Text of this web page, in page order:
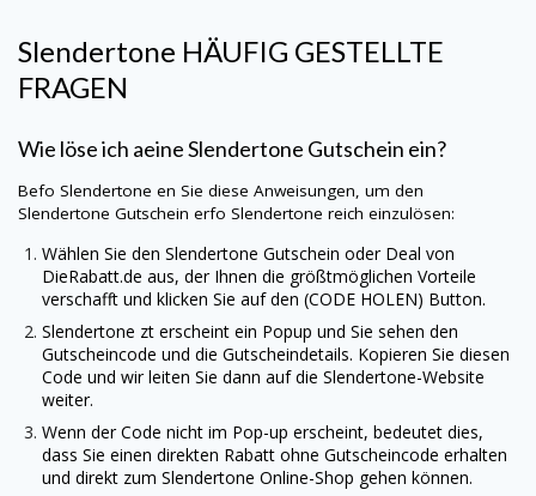
Slendertone HÄUFIG GESTELLTE
FRAGEN
Wie löse ich aeineSlendertone Gutschein ein?
Befo Slendertone en Sie diese Anweisungen, um den
Slendertone Gutschein erfo Slendertone reich einzulösen:
Wählen Sie den Slendertone Gutschein oder Deal von
DieRabatt.de aus, der Ihnen die größtmöglichen Vorteile
verschafft und klicken Sie auf den (CODE HOLEN) Button.
Slendertone zt erscheint ein Popup und Sie sehen den
Gutscheincode und die Gutscheindetails. Kopieren Sie diesen
Code und wir leiten Sie dann auf die Slendertone-Website
weiter.
Wenn der Code nicht im Pop-up erscheint, bedeutet dies,
dass Sie einen direkten Rabatt ohne Gutscheincode erhalten
und direkt zum Slendertone Online-Shop gehen können.